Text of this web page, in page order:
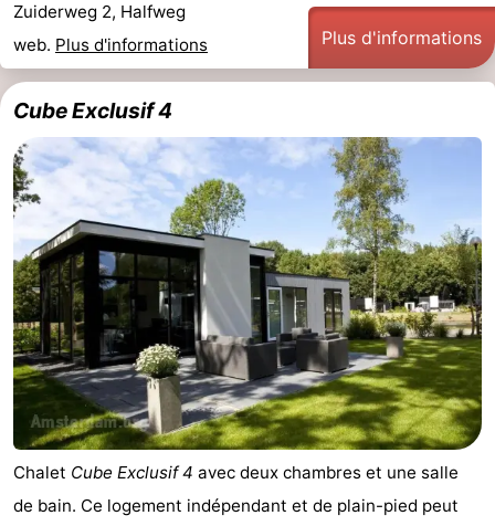
Zuiderweg 2, Halfweg
web. Plus d'informations Plus d'informations
Cube Exclusif 4
Chalet Cube Exclusif 4 avec deux chambres et une salle
de bain. Ce logement indépendant et de plain-pied peut